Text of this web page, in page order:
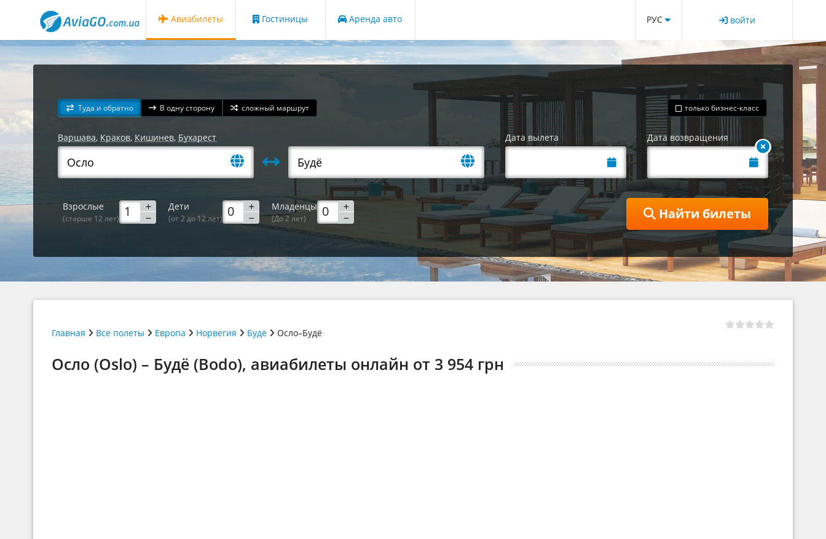
Авиабилеты Гостиницы Аренда авто РУС войти
Туда и обратно В одну сторону сложный маршрут только бизнес-класс
Варшава, Краков, Кишинев, Бухарест Дата вылета Дата возвращения
Взрослые
(старше 12 лет)
Дети
(от 2 до 12 лет)
Младенцы
(До 2 лет) Найти билеты
Главная Все полеты Европа Норвегия Будё Осло–Будё
Осло (Oslo) – Будё (Bodo), авиабилеты онлайн от 3 954 грн